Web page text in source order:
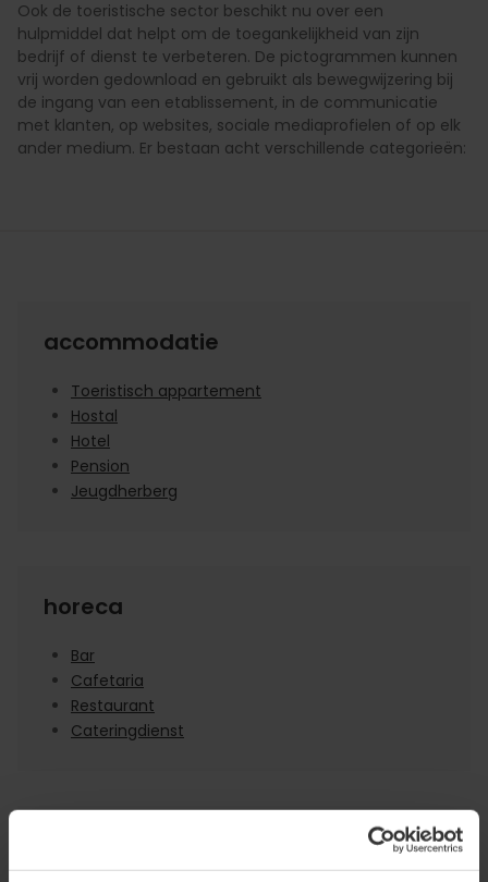
Ook de toeristische sector beschikt nu over een
hulpmiddel dat helpt om de toegankelijkheid van zijn
bedrijf of dienst te verbeteren. De pictogrammen kunnen
vrij worden gedownload en gebruikt als bewegwijzering bij
de ingang van een etablissement, in de communicatie
met klanten, op websites, sociale mediaprofielen of op elk
ander medium. Er bestaan acht verschillende categorieën:
accommodatie
Toeristisch appartement
Hostal
Hotel
Pension
Jeugdherberg
horeca
Bar
Cafetaria
Restaurant
Cateringdienst